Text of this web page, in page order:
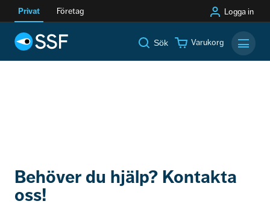
Privat Företag Logga in
Sök Varukorg
Behöver du hjälp? Kontakta
oss!